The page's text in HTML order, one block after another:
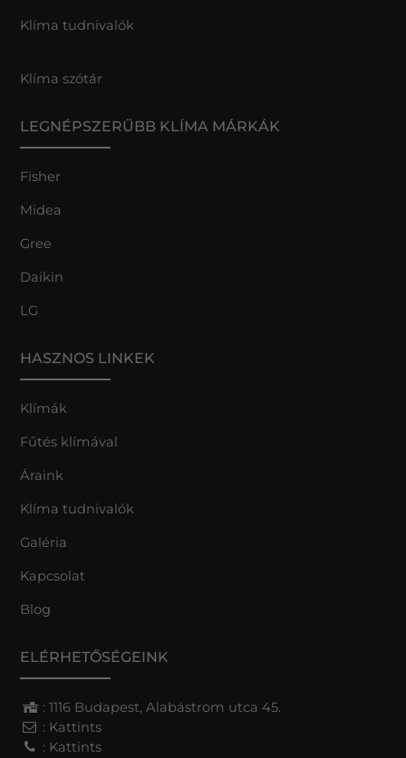
Klíma tudnivalók
Klíma szótár
LEGNÉPSZERŰBB KLÍMA MÁRKÁK
Fisher
Midea
Gree
Daikin
LG
HASZNOS LINKEK
Klímák
Fűtés klímával
Áraink
Klíma tudnivalók
Galéria
Kapcsolat
Blog
ELÉRHETŐSÉGEINK
: 1116 Budapest, Alabástrom utca 45.
: Kattints
: Kattints